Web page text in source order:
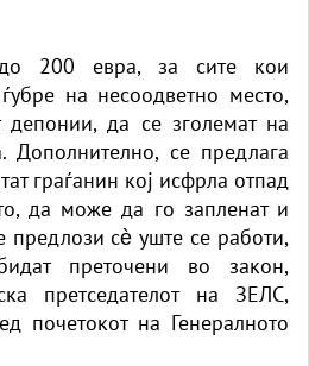
200 евра, за сите кои
на несоодветно место,
депонии, да се зголемат на
Дополнително, се предлага
граѓанин кој исфрла отпад
да може да го запленат и
предлози сѐ уште се работи,
преточени во закон,
претседателот на ЗЕЛС,
почетокот на Генералното